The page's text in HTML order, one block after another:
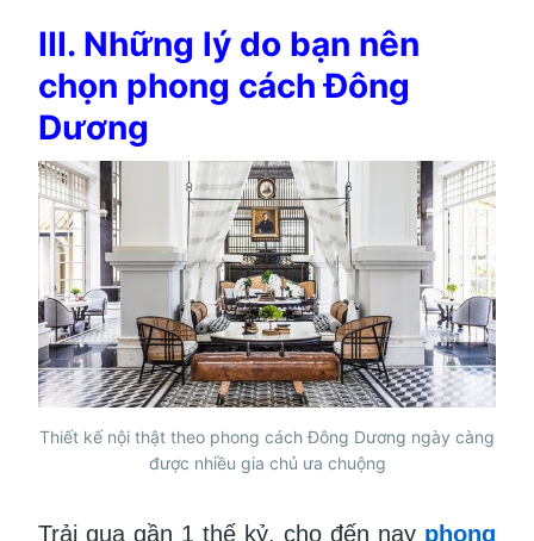
III. Những lý do bạn nên
chọn phong cách Đông
Dương
Thiết kế nội thật theo phong cách Đông Dương ngày càng
được nhiều gia chủ ưa chuộng
Trải qua gần 1 thế kỷ, cho đến nay phong